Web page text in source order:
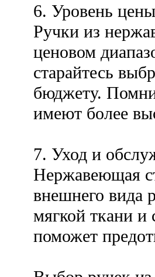
6. Уровень цены
Ручки из
ценовом
старайтесь
бюджету.
имеют более
7. Уход и
Нержавеющая
внешнего вида
мягкой ткани
поможет